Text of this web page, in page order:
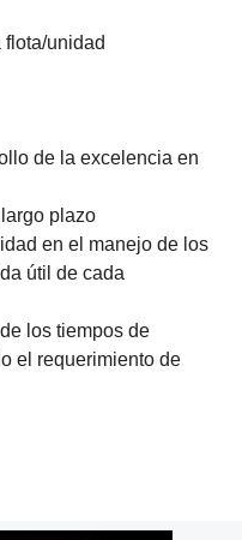
unidad
de la excelencia en
plazo
en el manejo de los
útil de cada
los tiempos de
el requerimiento de